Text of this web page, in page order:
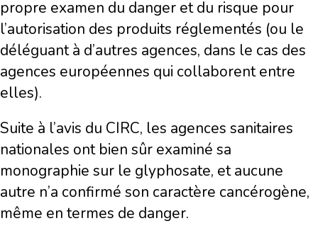
propre examen du danger et du risque pour
l’autorisation des produits réglementés (ou le
déléguant à d’autres agences, dans le cas des
agences européennes qui collaborent entre
elles).
Suite à l’avis du CIRC, les agences sanitaires
nationales ont bien sûr examiné sa
monographie sur le glyphosate, et aucune
autre n’a confirmé son caractère cancérogène,
même en termes de danger.